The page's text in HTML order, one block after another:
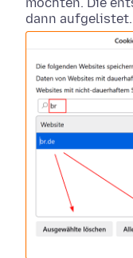
möchten. Die
dann aufgelistet.